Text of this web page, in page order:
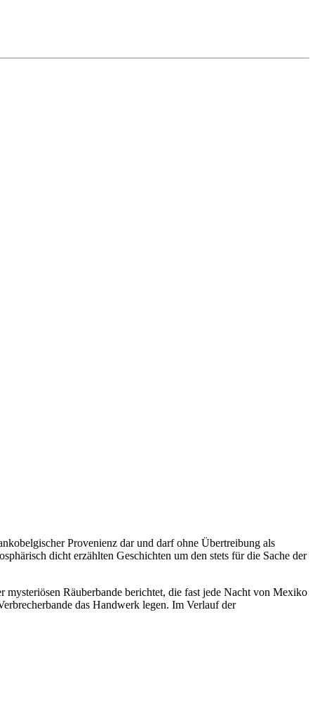
Provenienz dar und darf ohne Übertreibung als
dicht erzählten Geschichten um den stets für die Sache der
Räuberbande berichtet, die fast jede Nacht von Mexiko
das Handwerk legen. Im Verlauf der